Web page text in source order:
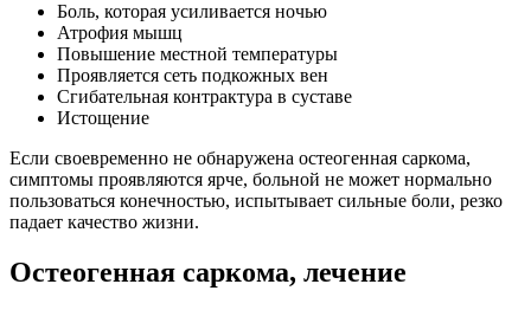
Боль, которая усиливается ночью
Атрофия мышц
Повышение местной температуры
Проявляется сеть подкожных вен
Сгибательная контрактура в суставе
Истощение
Если своевременно не обнаружена остеогенная саркома,
симптомы проявляются ярче, больной не может нормально
пользоваться конечностью, испытывает сильные боли, резко
падает качество жизни.
Остеогенная саркома, лечение